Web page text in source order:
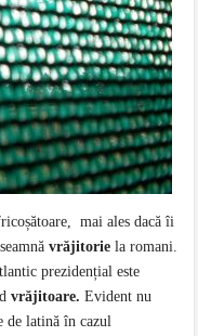
mai ales dacă îi
vrăjitorie la romani.
prezidențial este
vrăjitoare.Evident nu
de latină în cazul